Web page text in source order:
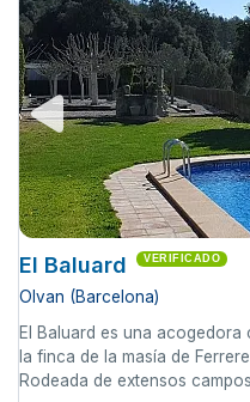
El Baluard VERIFICADO
Olvan (Barcelona)
El Baluard es una
la finca de la masía de
Rodeada de extensos